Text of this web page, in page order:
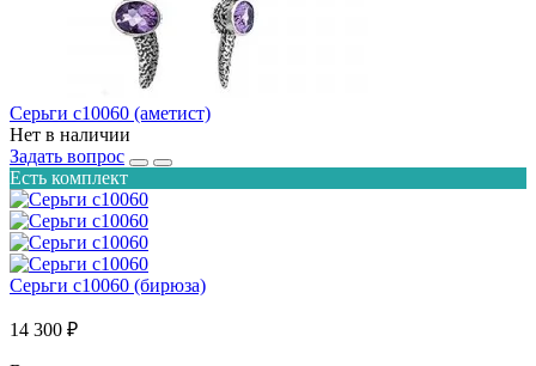
Серьги с10060 (аметист)
Нет в наличии
Задать вопрос
Есть комплект
Серьги с10060 (бирюза)
14 300 ₽